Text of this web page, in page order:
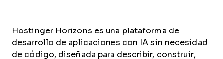
Hostinger Horizons es una plataforma de
desarrollo de aplicaciones con IA sin necesidad
de código, diseñada para describir, construir,